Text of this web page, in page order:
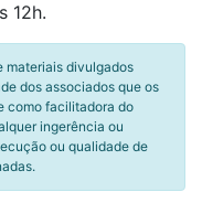
12h.
materiais divulgados
dos associados que os
como facilitadora do
ingerência ou
ou qualidade de